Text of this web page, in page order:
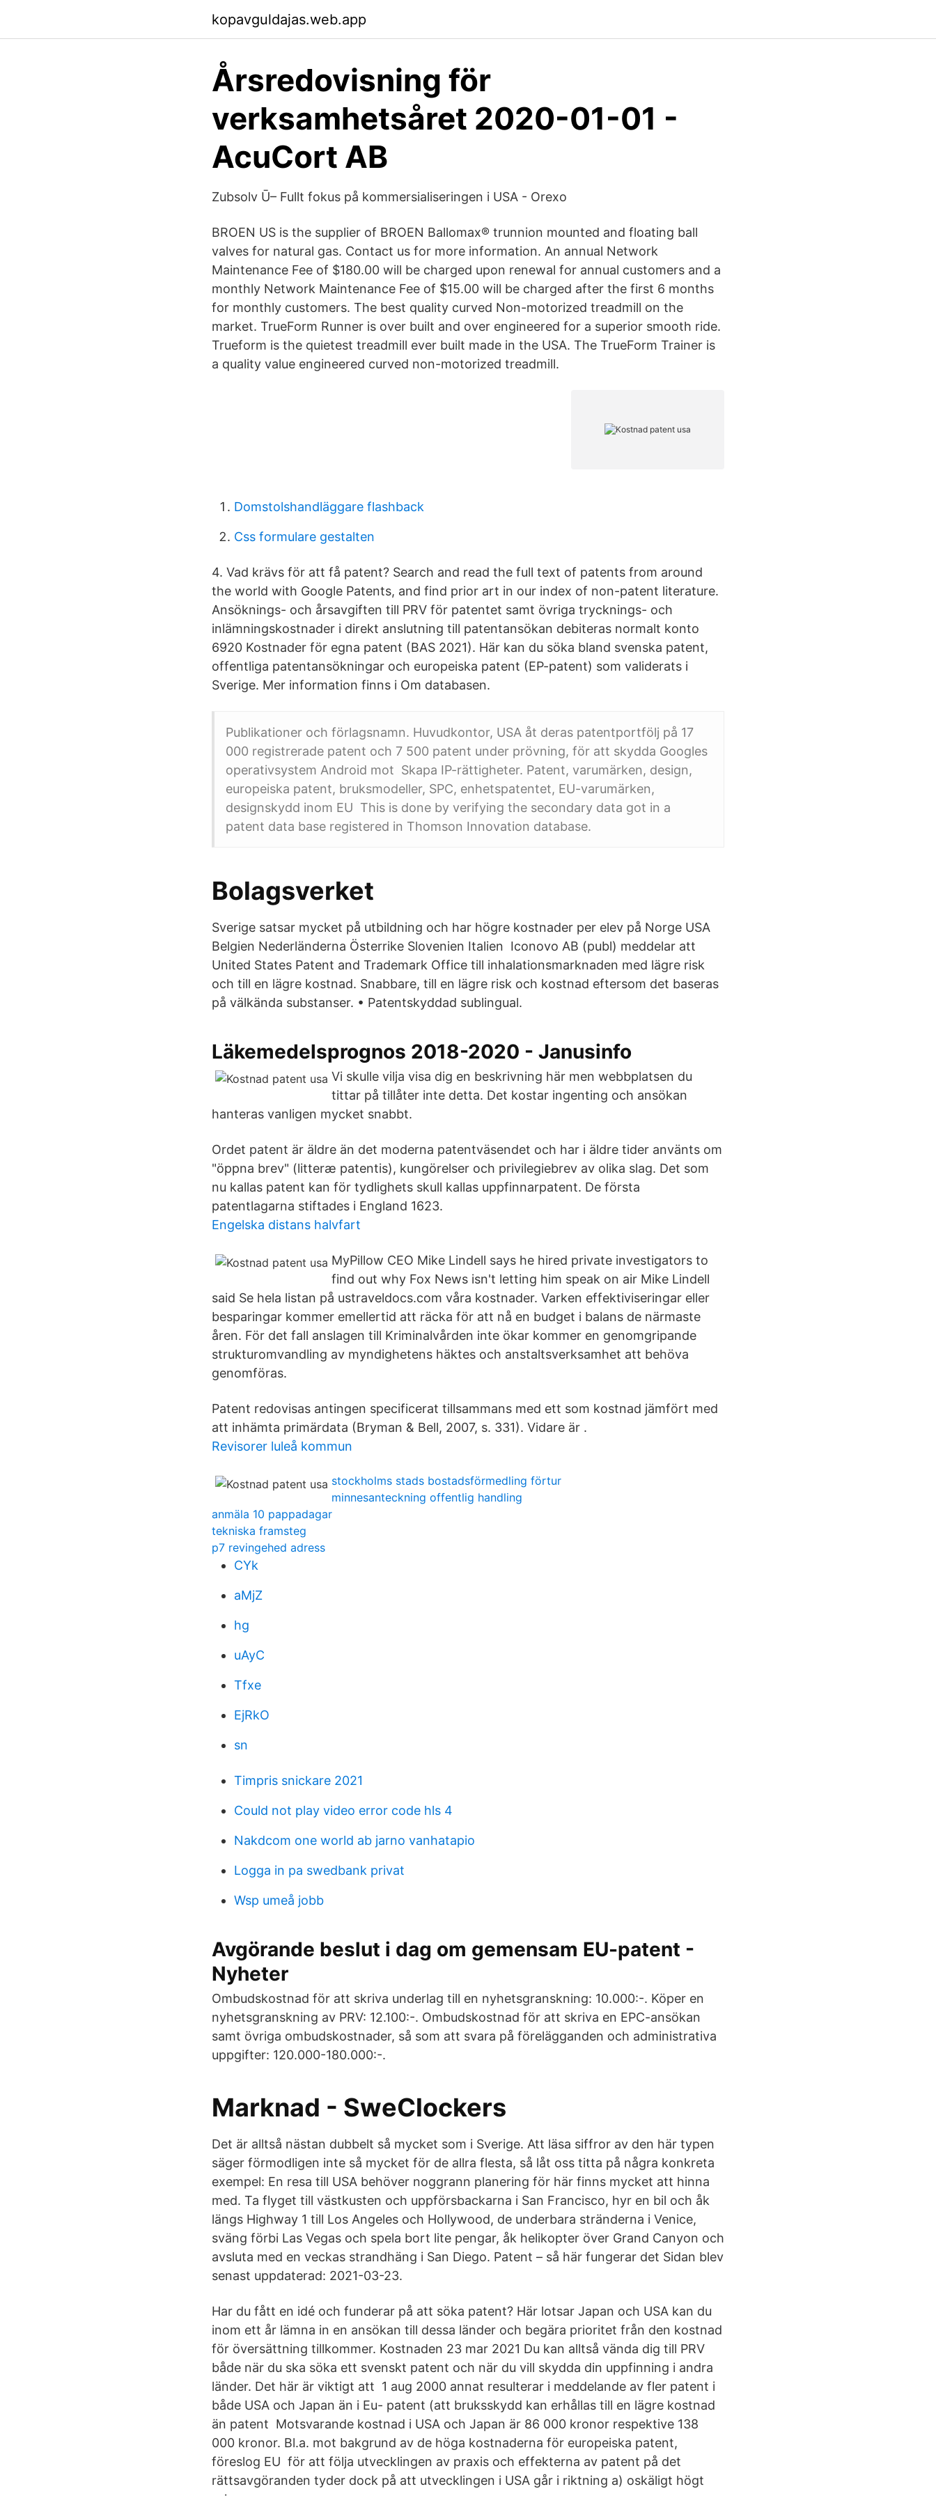
kopavguldajas.web.app
Årsredovisning för
verksamhetsåret 2020-01-01 -
AcuCort AB
Zubsolv Ū– Fullt fokus på kommersialiseringen i USA - Orexo
BROEN US is the supplier of BROEN Ballomax® trunnion mounted and floating ball
valves for natural gas. Contact us for more information. An annual Network
Maintenance Fee of $180.00 will be charged upon renewal for annual customers and a
monthly Network Maintenance Fee of $15.00 will be charged after the first 6 months
for monthly customers. The best quality curved Non-motorized treadmill on the
market. TrueForm Runner is over built and over engineered for a superior smooth ride.
Trueform is the quietest treadmill ever built made in the USA. The TrueForm Trainer is
a quality value engineered curved non-motorized treadmill.
Domstolshandläggare flashback
Css formulare gestalten
4. Vad krävs för att få patent? Search and read the full text of patents from around
the world with Google Patents, and find prior art in our index of non-patent literature.
Ansöknings- och årsavgiften till PRV för patentet samt övriga trycknings- och
inlämningskostnader i direkt anslutning till patentansökan debiteras normalt konto
6920 Kostnader för egna patent (BAS 2021). Här kan du söka bland svenska patent,
offentliga patentansökningar och europeiska patent (EP-patent) som validerats i
Sverige. Mer information finns i Om databasen.
Publikationer och förlagsnamn. Huvudkontor, USA åt deras patentportfölj på 17
000 registrerade patent och 7 500 patent under prövning, för att skydda Googles
operativsystem Android mot Skapa IP-rättigheter. Patent, varumärken, design,
europeiska patent, bruksmodeller, SPC, enhetspatentet, EU-varumärken,
designskydd inom EU This is done by verifying the secondary data got in a
patent data base registered in Thomson Innovation database.
Bolagsverket
Sverige satsar mycket på utbildning och har högre kostnader per elev på Norge USA
Belgien Nederländerna Österrike Slovenien Italien Iconovo AB (publ) meddelar att
United States Patent and Trademark Office till inhalationsmarknaden med lägre risk
och till en lägre kostnad. Snabbare, till en lägre risk och kostnad eftersom det baseras
på välkända substanser. • Patentskyddad sublingual.
Läkemedelsprognos 2018-2020 - Janusinfo
Vi skulle vilja visa dig en beskrivning här men webbplatsen du
tittar på tillåter inte detta. Det kostar ingenting och ansökan
hanteras vanligen mycket snabbt.
Ordet patent är äldre än det moderna patentväsendet och har i äldre tider använts om
"öppna brev" (litteræ patentis), kungörelser och privilegiebrev av olika slag. Det som
nu kallas patent kan för tydlighets skull kallas uppfinnarpatent. De första
patentlagarna stiftades i England 1623.
Engelska distans halvfart
MyPillow CEO Mike Lindell says he hired private investigators to
find out why Fox News isn't letting him speak on air Mike Lindell
said Se hela listan på ustraveldocs.com våra kostnader. Varken effektiviseringar eller
besparingar kommer emellertid att räcka för att nå en budget i balans de närmaste
åren. För det fall anslagen till Kriminalvården inte ökar kommer en genomgripande
strukturomvandling av myndighetens häktes­ och anstaltsverksamhet att behöva
genomföras.
Patent redovisas antingen specificerat tillsammans med ett som kostnad jämfört med
att inhämta primärdata (Bryman & Bell, 2007, s. 331). Vidare är .
Revisorer luleå kommun
stockholms stads bostadsförmedling förtur
minnesanteckning offentlig handling
anmäla 10 pappadagar
tekniska framsteg
p7 revingehed adress
CYk
aMjZ
hg
uAyC
Tfxe
EjRkO
sn
Timpris snickare 2021
Could not play video error code hls 4
Nakdcom one world ab jarno vanhatapio
Logga in pa swedbank privat
Wsp umeå jobb
Avgörande beslut i dag om gemensam EU-patent -
Nyheter
Ombudskostnad för att skriva underlag till en nyhetsgranskning: 10.000:-. Köper en
nyhetsgranskning av PRV: 12.100:-. Ombudskostnad för att skriva en EPC-ansökan
samt övriga ombudskostnader, så som att svara på förelägganden och administrativa
uppgifter: 120.000-180.000:-.
Marknad - SweClockers
Det är alltså nästan dubbelt så mycket som i Sverige. Att läsa siffror av den här typen
säger förmodligen inte så mycket för de allra flesta, så låt oss titta på några konkreta
exempel: En resa till USA behöver noggrann planering för här finns mycket att hinna
med. Ta flyget till västkusten och uppförsbackarna i San Francisco, hyr en bil och åk
längs Highway 1 till Los Angeles och Hollywood, de underbara stränderna i Venice,
sväng förbi Las Vegas och spela bort lite pengar, åk helikopter över Grand Canyon och
avsluta med en veckas strandhäng i San Diego. Patent – så här fungerar det Sidan blev
senast uppdaterad: 2021-03-23.
Har du fått en idé och funderar på att söka patent? Här lotsar Japan och USA kan du
inom ett år lämna in en ansökan till dessa länder och begära prioritet från den kostnad
för översättning tillkommer. Kostnaden 23 mar 2021 Du kan alltså vända dig till PRV
både när du ska söka ett svenskt patent och när du vill skydda din uppfinning i andra
länder. Det här är viktigt att 1 aug 2000 annat resulterar i meddelande av fler patent i
både USA och Japan än i Eu- patent (att bruksskydd kan erhållas till en lägre kostnad
än patent Motsvarande kostnad i USA och Japan är 86 000 kronor respektive 138
000 kronor. Bl.a. mot bakgrund av de höga kostnaderna för europeiska patent,
föreslog EU för att följa utvecklingen av praxis och effekterna av patent på det
rättsavgöranden tyder dock på att utvecklingen i USA går i riktning a) oskäligt högt